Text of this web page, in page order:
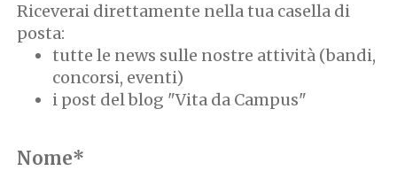
Riceverai direttamente nella tua casella di
posta:
tutte le news sulle nostre attività (bandi,
concorsi, eventi)
i post del blog "Vita da Campus"
Nome*